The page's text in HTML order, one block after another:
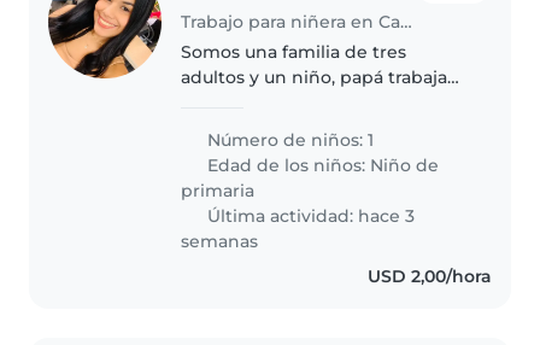
Trabajo para niñera en Caracas
Somos una familia de tres
adultos y un niño, papá trabaja
nocturno, la hermana mayor
trabaja en casa de lunes a
viernes y tiene..
Número de niños: 1
Edad de los niños: Niño de
primaria
Última actividad: hace 3
semanas
USD 2,00/hora